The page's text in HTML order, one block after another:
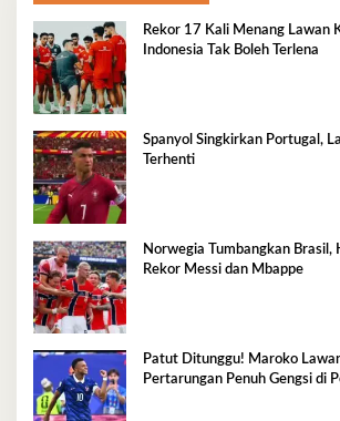
Rekor 17 Kali Menang Lawan
Indonesia Tak Boleh Terlena
Spanyol Singkirkan Portugal,
Terhenti
Norwegia Tumbangkan Brasil,
Rekor Messi dan Mbappe
Patut Ditunggu! Maroko
Pertarungan Penuh Gengsi di